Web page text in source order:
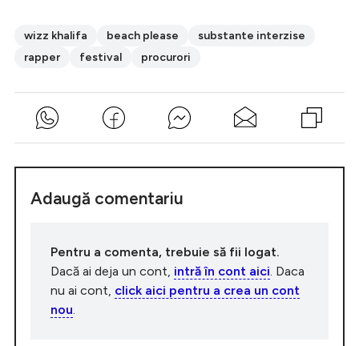
wizz khalifa beach please
substante interzise
rapper
festival procurori
Adaugă comentariu
Pentru a comenta, trebuie să fii logat.
Dacă ai deja un cont, intră în cont aici . Daca
nu ai cont, click aici pentru a crea un cont
nou